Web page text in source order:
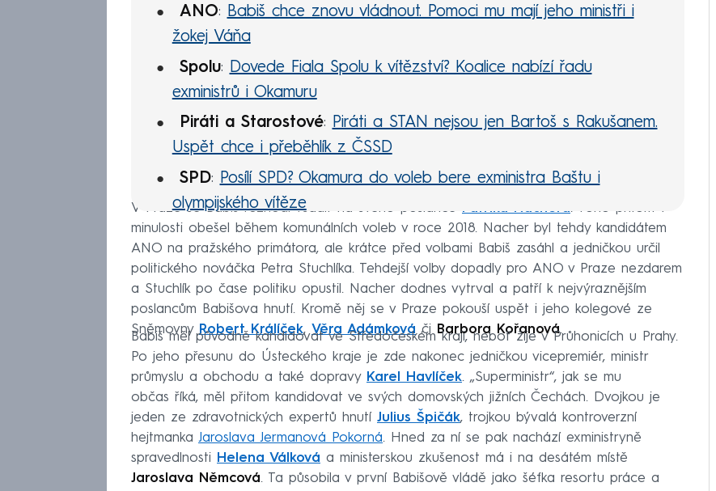
ANO: Babiš chce znovu vládnout. Pomoci mu mají jeho ministři i
žokej Váňa
Spolu: Dovede Fiala Spolu k vítězství? Koalice nabízí řadu
exministrů i Okamuru
Piráti a Starostové: Piráti a STAN nejsou jen Bartoš s Rakušanem.
Uspět chce i přeběhlík z ČSSD
SPD: Posílí SPD? Okamura do voleb bere exministra Baštu i
olympijského vítěze
KSČM: Komunisté sází na „stalinistku“ Semelovou či Ondráčka, šéf
Filip je až dvojkou
ČSSD:ČSSD sází na „staré známé“ Špidlu a Škromacha, vytahuje i
Stropnického
Přísaha:Šlachta a kdo dál? Přísaha sází na prezidentského
kandidáta a expolicisty
Trikolora:Trikolora bez Klausů. Hnutí táhnou i miliardář Valenta či
ekonom Ševčík
V Praze se Babiš rozhodl vsadit na svého poslance Patrika Nachera. Toho přitom v
minulosti obešel během komunálních voleb v roce 2018. Nacher byl tehdy kandidátem
ANO na pražského primátora, ale krátce před volbami Babiš zasáhl a jedničkou určil
politického nováčka Petra Stuchlíka. Tehdejší volby dopadly pro ANO v Praze nezdarem
a Stuchlík po čase politiku opustil. Nacher dodnes vytrval a patří k nejvýraznějším
poslancům Babišova hnutí. Kromě něj se v Praze pokouší uspět i jeho kolegové ze
Sněmovny Robert Králíček, Věra Adámková či Barbora Kořanová.
Babiš měl původně kandidovat ve Středočeském kraji, neboť žije v Průhonicích u Prahy.
Po jeho přesunu do Ústeckého kraje je zde nakonec jedničkou vicepremiér, ministr
průmyslu a obchodu a také dopravy Karel Havlíček. „Superministr“, jak se mu
občas říká, měl přitom kandidovat ve svých domovských jižních Čechách. Dvojkou je
jeden ze zdravotnických expertů hnutí Julius Špičák, trojkou bývalá kontroverzní
hejtmanka Jaroslava Jermanová Pokorná. Hned za ní se pak nachází exministryně
spravedlnosti
Helena Válková a ministerskou zkušenost má i na desátém místě
Jaroslava Němcová. Ta působila v první Babišově vládě jako šéfka resortu práce a